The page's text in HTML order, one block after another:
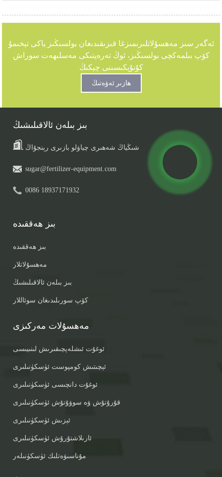
ئەگەر سىز مەھسۇلاتلىرىمىزغا قىزىقىدىغان بولسىڭىز ياكى تېخىمۇ
كۆپ بىلمەكچى بولسىڭىز، ئوڭ تەرەپتىكى مەسلىھەت سوراش
كۇنۇپكىسىنى چېكىڭ
ھازىر ئەۋەتىڭ
بىز بىلەن ئالاقىلىشىڭ
شىڭياڭ شەھىرى چياۋلو بازىرى رېنجۇاڭ
sugar@fertilizer-equipment.com
0086 18937171932
بىز ھەققىدە
بىز ھەققىدە
مەھسۇلاتلار
بىز بىلەن ئالاقىلىشىڭ
كۆپ سورىلىدىغان سوئاللار
مەھسۇلات مەركىزى
ئوغۇت ئىشلەپچىقىرىش لىنىيىسى
ئېچىتىش كومپوست ئۈسكۈنىلىرى
ئوغۇت دانچىسى ئۈسكۈنىلىرى
قۇرۇتۇش ۋە سوۋۇتۇش ئۈسكۈنىلىرى
ئېزىش ئۈسكۈنىلىرى
ئارىلاشتۇرۇش ئۈسكۈنىلىرى
مۇناسىۋەتلىك ئۈسكۈنىلەر